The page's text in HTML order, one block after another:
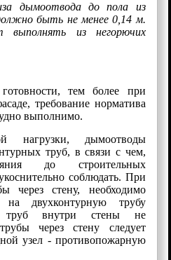
дымоотвода до пола из
быть не менее 0,14 м.
выполнять из негорючих
тем более при
требование норматива
выполнимо.
нагрузки, дымоотводы
труб, в связи с чем,
до строительных
соблюдать. При
через стену, необходимо
на двухконтурную трубу
труб внутри стены не
через стену следует
узел - противопожарную